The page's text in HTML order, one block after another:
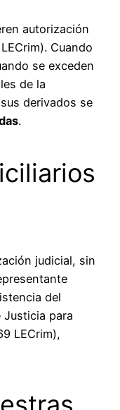
autorización
Cuando
se exceden
de la
derivados se
.
judicial, sin
del
para
LECrim),